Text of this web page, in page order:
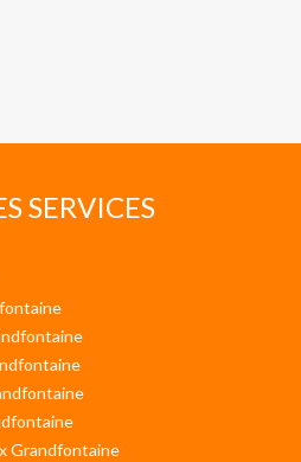
SERVICES
Grandfontaine